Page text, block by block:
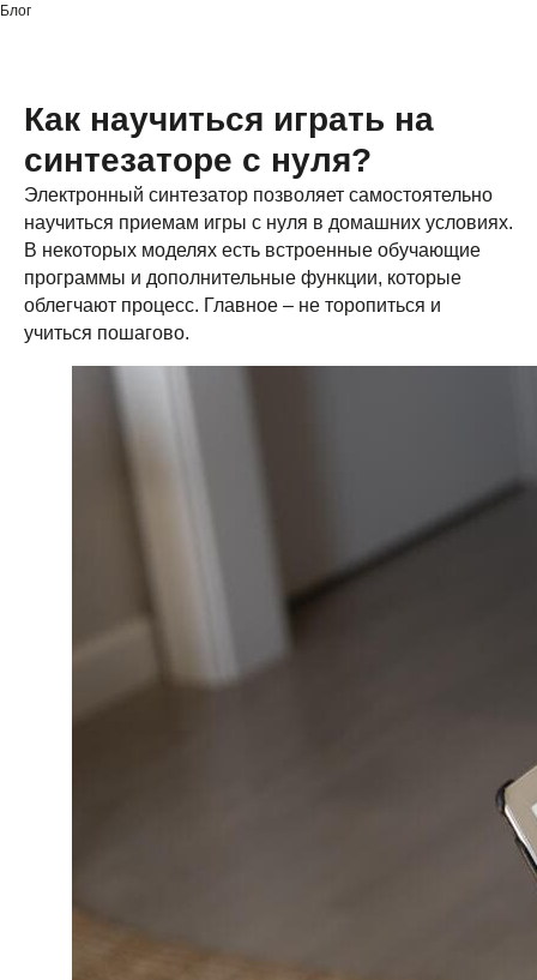
Блог
Как научиться играть на
синтезаторе с нуля?
Электронный синтезатор позволяет самостоятельно
научиться приемам игры с нуля в домашних условиях.
В некоторых моделях есть встроенные обучающие
программы и дополнительные функции, которые
облегчают процесс. Главное – не торопиться и
учиться пошагово.